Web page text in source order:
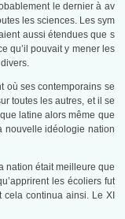
le dernier à av
les sciences. Les sym
aussi étendues que s
qu’il pouvait y mener les
où ses contemporains se
toutes les autres, et il se
latine alors même que
nouvelle idéologie nation
nation était meilleure que
les écoliers fut
cela continua ainsi. Le XI